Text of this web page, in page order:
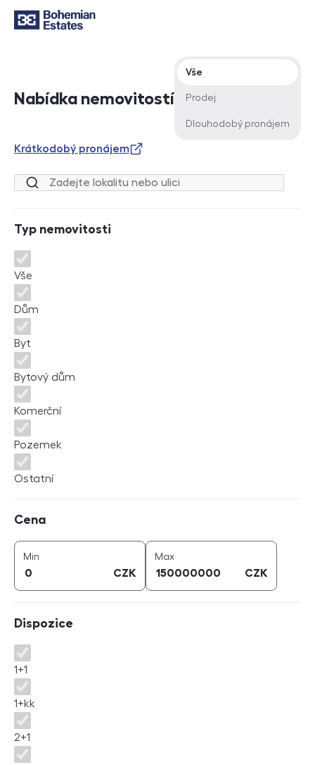
Nabídka nemovitostí
Typ nabídky
Vše
Prodej
Dlouhodobý pronájem
Krátkodobý pronájem
Lokalita nebo ulice
Typ nemovitosti
Typ nemovitosti
Vše
Dům
Byt
Bytový dům
Komerční
Pozemek
Ostatní
Cena
Min
CZK
Maxcena (
CZK
Dispozice
Dispozice
1+1
1+kk
2+1